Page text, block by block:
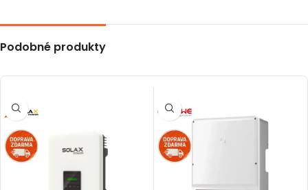
Podobné produkty